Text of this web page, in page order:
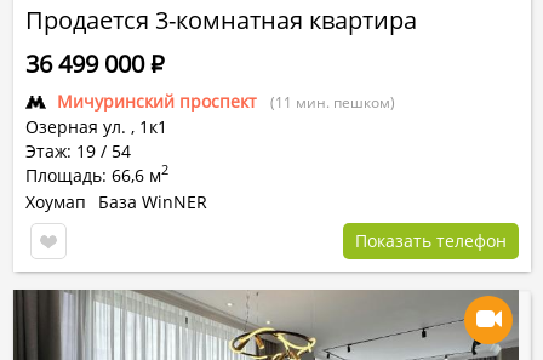
Продается 3-комнатная квартира
Мичуринский проспект (11 мин. пешком)
Озерная ул. , 1к1
Этаж: 19 / 54
Площадь: 66,6 м2
36 499 000Р
Хоумап
База WinNER
Показать телефон